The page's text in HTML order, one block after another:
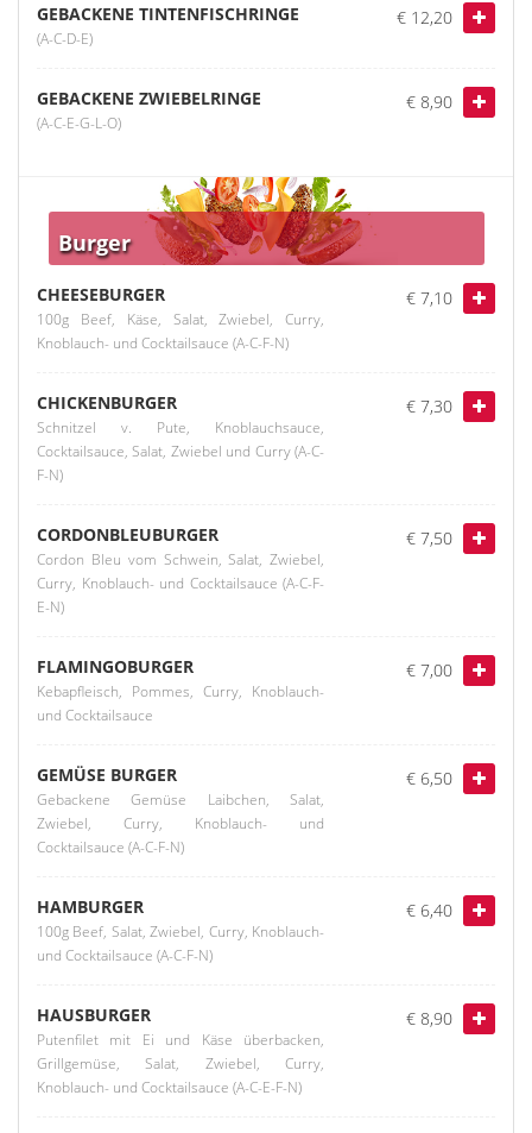
GEBACKENE TINTENFISCHRINGE
(A-C-D-E)
€ 12,20
GEBACKENE ZWIEBELRINGE
(A-C-E-G-L-O)
€ 8,90
Burger
CHEESEBURGER
100g Beef, Käse, Salat, Zwiebel, Curry,
Knoblauch- und Cocktailsauce (A-C-F-N)
€ 7,10
CHICKENBURGER
Schnitzel v. Pute, Knoblauchsauce,
Cocktailsauce, Salat, Zwiebel und Curry (A-C-
F-N)
€ 7,30
CORDONBLEUBURGER
Cordon Bleu vom Schwein, Salat, Zwiebel,
Curry, Knoblauch- und Cocktailsauce (A-C-F-
E-N)
€ 7,50
FLAMINGOBURGER
Kebapfleisch, Pommes, Curry, Knoblauch-
und Cocktailsauce
€ 7,00
GEMÜSE BURGER
Gebackene Gemüse Laibchen, Salat,
Zwiebel, Curry, Knoblauch- und
Cocktailsauce (A-C-F-N)
€ 6,50
HAMBURGER
100g Beef, Salat, Zwiebel, Curry, Knoblauch-
und Cocktailsauce (A-C-F-N)
€ 6,40
HAUSBURGER
Putenfilet mit Ei und Käse überbacken,
Grillgemüse, Salat, Zwiebel, Curry,
Knoblauch- und Cocktailsauce (A-C-E-F-N)
€ 8,90